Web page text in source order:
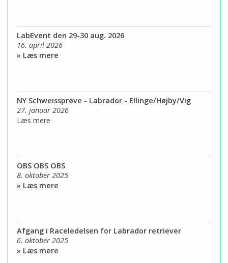
LabEvent den 29-30 aug. 2026
16. april 2026
» Læs mere
NY Schweissprøve - Labrador - Ellinge/Højby/Vig
27. januar 2026
Læs mere
OBS OBS OBS
8. oktober 2025
» Læs mere
Afgang i Raceledelsen for Labrador retriever
6. oktober 2025
» Læs mere